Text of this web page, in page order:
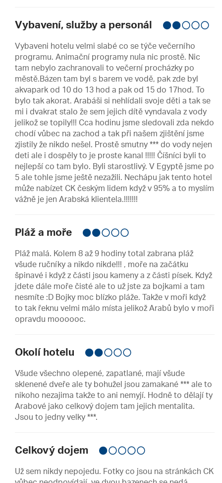
Vybavení, služby a personál
Vybaveni hotelu velmi slabé co se týče večerního
programu. Animační programy nula nic prostě. Nic
tam nebylo zachranovali to večerní procházky po
městě.Bázen tam byl s barem ve vodě, pak zde byl
akvapark od 10 do 13 hod a pak od 15 do 17hod. To
bylo tak akorat. Arabáši si nehlídali svoje děti a tak se
mi i dvakrat stalo že sem jejich dítě vyndavala z vody
jelikož se topily!!! Cca hodinu jsme sledovali zda nekdo
chodí vůbec na zachod a tak při našem zjištění jsme
zjistily že nikdo nešel. Prostě smutny *** do vody nejen
deti ale i dospěly to je proste kanal !!!!! Číšníci byli to
nejlepší co tam bylo. Byli starostlivý. V Egyptě jsme po
5 ale tohle jsme ještě nezažili. Nechápu jak tento hotel
může nabízet CK českým lidem když v 95% a to myslím
vážně je jen Arabská klientela.!!!!!!!
Pláž a moře
Pláž malá. Kolem 8 až 9 hodiny total zabrana pláž
všude ručníky a nikdo nikde!!! , moře na začátku
špinavé i když z části jsou kameny a z části písek. Když
jdete dále moře čisté ale to už jste za bojkami a tam
nesmíte :D Bojky moc blízko pláže. Takže v moři když
to tak řeknu velmi málo místa jelikož Arabů bylo v moři
opravdu moooooc.
Okolí hotelu
Všude všechno olepené, zapatlané, mají všude
sklenené dveře ale ty bohužel jsou zamakané *** ale to
nikoho nezajima takže to ani nemyjí. Hodně to dělají ty
Arabové jako celkový dojem tam jejich mentalita.
Jsou to jedny velky ***.
Celkový dojem
Už sem nikdy nepojedu. Fotky co jsou na stránkách CK